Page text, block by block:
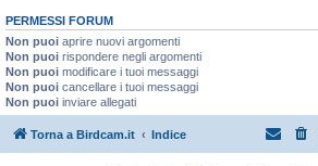
PERMESSI FORUM
Non puoi aprire nuovi argomenti
Non puoi rispondere negli argomenti
Non puoi modificare i tuoi messaggi
Non puoi cancellare i tuoi messaggi
Non puoi inviare allegati
Torna a Birdcam.it Indice